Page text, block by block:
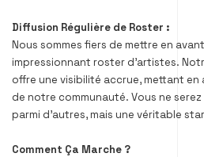
Diffusion Régulière de Roster :
Nous sommes fiers de mettre en
impressionnant roster d’artistes.
offre une visibilité accrue, mettant en
de notre communauté. Vous ne
parmi d’autres, mais une véritable
Comment Ça Marche ?